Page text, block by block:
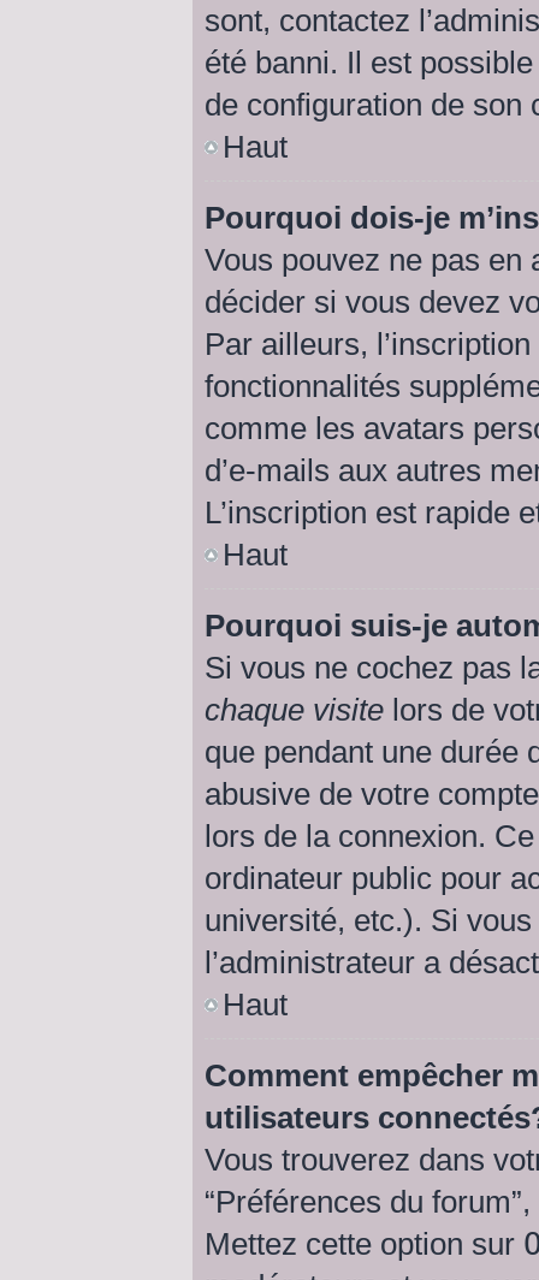
sont, contactez
été banni. Il est
de configuration de son
Haut
Pourquoi dois-je
Vous pouvez ne pas en
décider si vous devez
Par ailleurs,
fonctionnalités
comme les avatars
d’e-mails aux autres
L’inscription est rapide
Haut
Pourquoi suis-je
Si vous ne cochez pas
chaque visite lors de
que pendant une durée
abusive de votre
lors de la connexion.
ordinateur public pour
université, etc.). Si
l’administrateur a
Haut
Comment empêcher
utilisateurs
Vous trouverez dans
“Préférences du
Mettez cette option sur